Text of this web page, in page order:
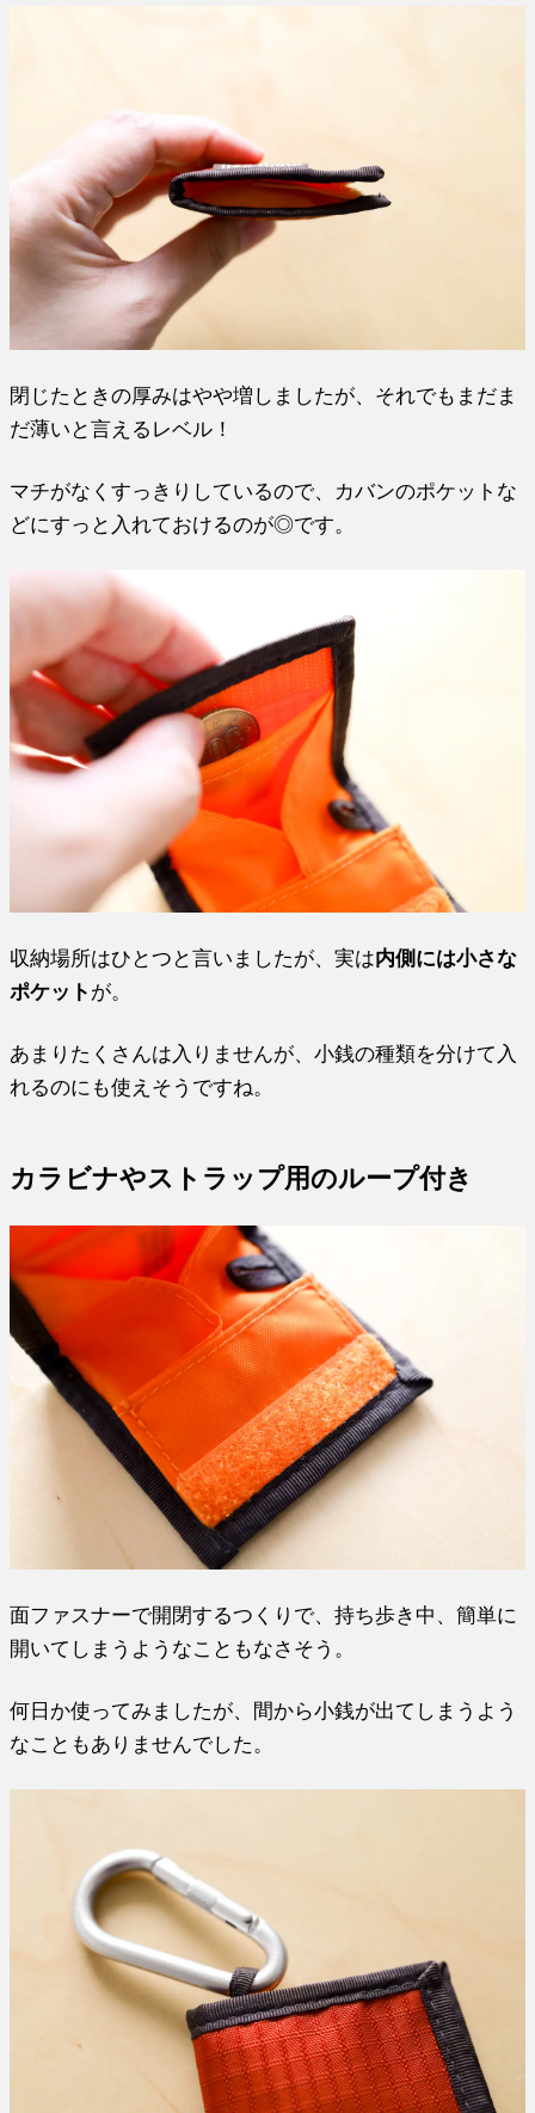
閉じたときの厚みはやや増しましたが、それでもまだま
だ薄いと言えるレベル！
マチがなくすっきりしているので、カバンのポケットな
どにすっと入れておけるのが◎です。
収納場所はひとつと言いましたが、実は内側には小さな
ポケット が。
あまりたくさんは入りませんが、小銭の種類を分けて入
れるのにも使えそうですね。
カラビナやストラップ用のループ付き
面ファスナーで開閉するつくりで、持ち歩き中、簡単に
開いてしまうようなこともなさそう。
何日か使ってみましたが、間から小銭が出てしまうよう
なこともありませんでした。